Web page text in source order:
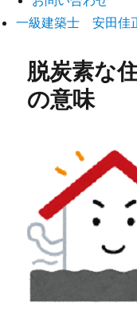
一級建築士 安田佳
脱炭素な
の意味